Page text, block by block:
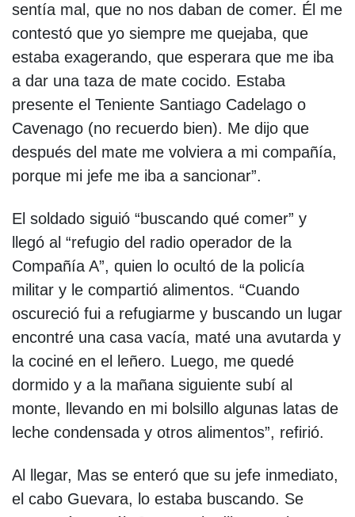
sentía mal, que no nos daban de comer. Él me
contestó que yo siempre me quejaba, que
estaba exagerando, que esperara que me iba
a dar una taza de mate cocido. Estaba
presente el Teniente Santiago Cadelago o
Cavenago (no recuerdo bien). Me dijo que
después del mate me volviera a mi compañía,
porque mi jefe me iba a sancionar”.
El soldado siguió “buscando qué comer” y
llegó al “refugio del radio operador de la
Compañía A”, quien lo ocultó de la policía
militar y le compartió alimentos. “Cuando
oscureció fui a refugiarme y buscando un lugar
encontré una casa vacía, maté una avutarda y
la cociné en el leñero. Luego, me quedé
dormido y a la mañana siguiente subí al
monte, llevando en mi bolsillo algunas latas de
leche condensada y otros alimentos”, refirió.
Al llegar, Mas se enteró que su jefe inmediato,
el cabo Guevara, lo estaba buscando. Se